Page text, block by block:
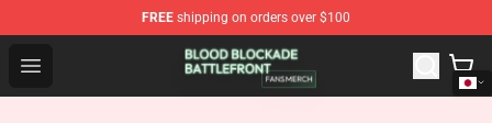
FREE shipping on orders over $100
Open menu
Blood Blockade Battlefront Shop - Official Blood